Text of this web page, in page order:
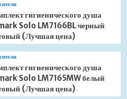
гигиенического душа
Solo LM7166BL черный
(Лучшая цена)
гигиенического душа
Solo LM7165MW белый
(Лучшая цена)